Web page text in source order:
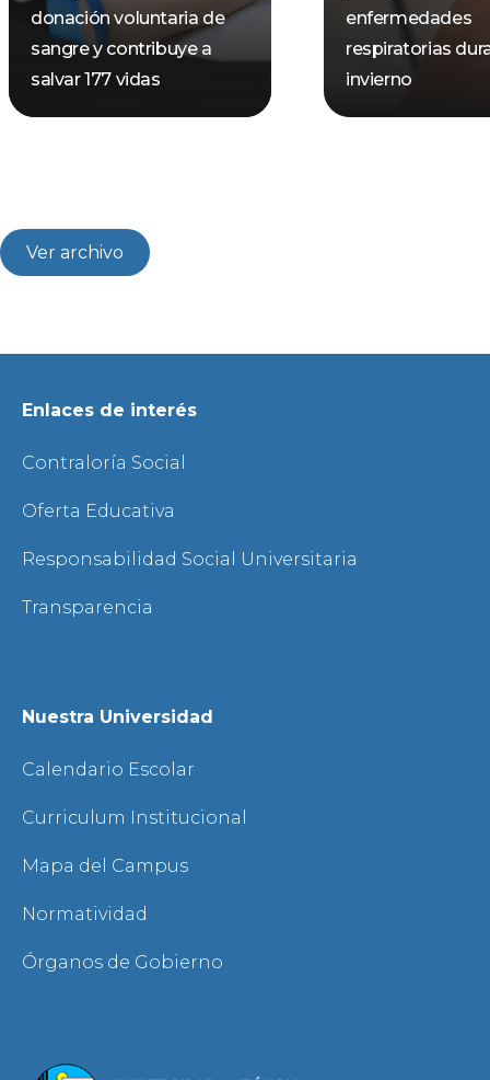
donación voluntaria de
sangre y contribuye a
salvar 177 vidas
enfermedades
respiratorias
invierno
Ver archivo
Enlaces de interés
Contraloría Social
Oferta Educativa
Responsabilidad Social Universitaria
Transparencia
Nuestra Universidad
Calendario Escolar
Curriculum Institucional
Mapa del Campus
Normatividad
Órganos de Gobierno